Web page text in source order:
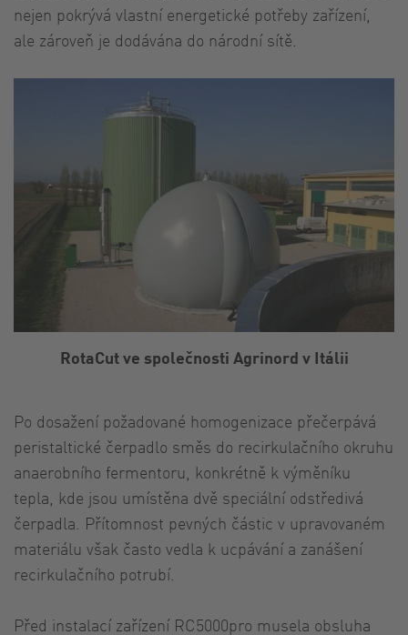
nejen pokrývá vlastní energetické potřeby zařízení,
ale zároveň je dodávána do národní sítě.
RotaCut ve společnosti Agrinord v Itálii
Po dosažení požadované homogenizace přečerpává
peristaltické čerpadlo směs do recirkulačního okruhu
anaerobního fermentoru, konkrétně k výměníku
tepla, kde jsou umístěna dvě speciální odstředivá
čerpadla. Přítomnost pevných částic v upravovaném
materiálu však často vedla k ucpávání a zanášení
recirkulačního potrubí.
Před instalací zařízení RC5000pro musela obsluha